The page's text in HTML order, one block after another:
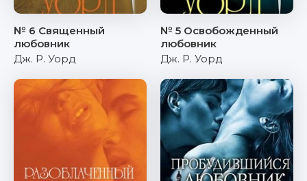
№ 6 Священный
любовник
Дж. Р. Уорд
№ 5 Освобожденный
любовник
Дж. Р. Уорд